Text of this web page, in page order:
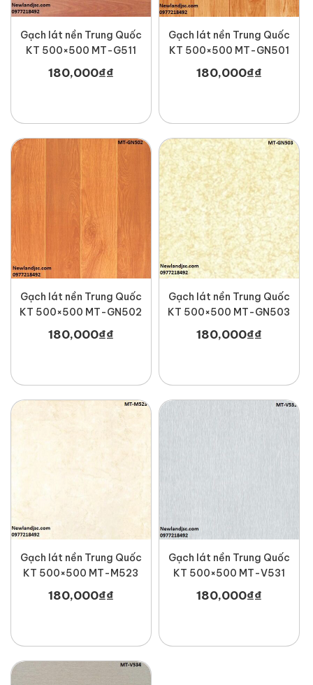
Gạch lát nền Trung Quốc
KT 500×500 MT-G511
180,000₫₫
Gạch lát nền Trung Quốc
KT 500×500 MT-GN501
180,000₫₫
Gạch lát nền Trung Quốc
KT 500×500 MT-GN502
180,000₫₫
Gạch lát nền Trung Quốc
KT 500×500 MT-GN503
180,000₫₫
Gạch lát nền Trung Quốc
KT 500×500 MT-M523
180,000₫₫
Gạch lát nền Trung Quốc
KT 500×500 MT-V531
180,000₫₫